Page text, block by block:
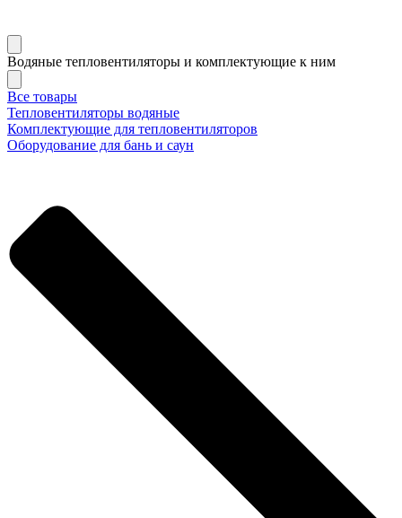
Водяные тепловентиляторы и комплектующие к ним
Все товары
Тепловентиляторы водяные
Комплектующие для тепловентиляторов
Оборудование для бань и саун